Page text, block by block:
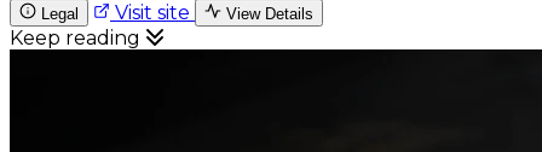
Legal Visit site View Details
Keep reading